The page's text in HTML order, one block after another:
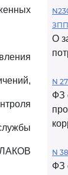
О
N
ФЗ
N
ФЗ